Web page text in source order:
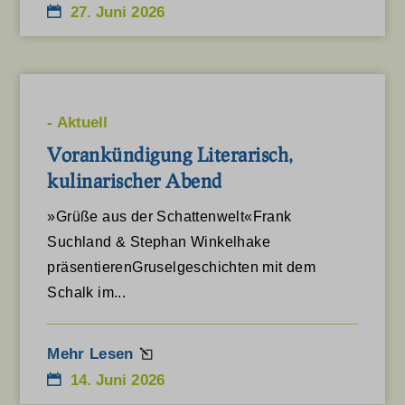
27. Juni 2026
Vorankündigung Literarisch,
kulinarischer Abend
14. Juni 2026
- Aktuell
»Grüße aus der Schattenwelt«Frank
Suchland & Stephan Winkelhake
präsentierenGruselgeschichten mit dem
Schalk im...
Mehr Lesen
www.gstatic.com
www.komoot.de
www.landesgartenschau-hoexter.de
www.leodesign.de
www.lwl.org
www.wanderbares-deutschland.de
www.westfaelischerheimatbund.de